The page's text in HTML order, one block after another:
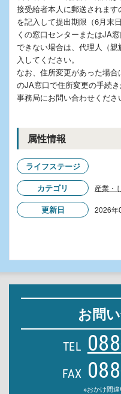
接受給者本人に郵送されま
を記入して提出期限（6月末
くの窓口センターまたはJA
できない場合は、代理人（
入してください。
なお、住所変更があった場
のJA窓口で住所変更の手続
事務局にお問い合わせくださ
属性情報
ライフステージ
カテゴリ
産業・
更新日 2026年
お問
TEL
FAX
※おかけ間違